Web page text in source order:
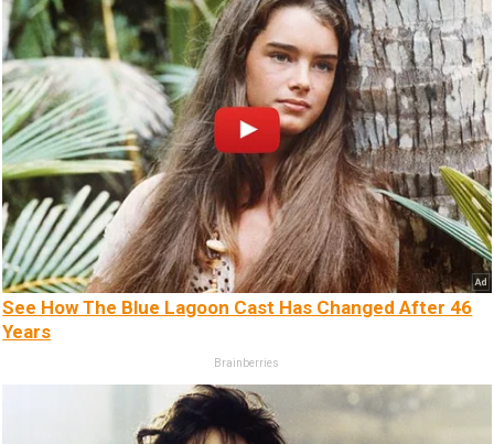
See How The Blue Lagoon Cast Has Changed After 46
Years
Brainberries